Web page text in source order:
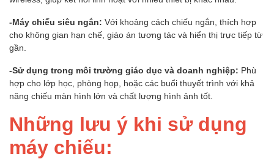
-Máy chiếu siêu ngắn: Với khoảng cách chiếu ngắn, thích hợp
cho không gian hạn chế, giáo án tương tác và hiển thị trực tiếp từ
gần.
-Sử dụng trong môi trường giáo dục và doanh nghiệp: Phù
hợp cho lớp học, phòng họp, hoặc các buổi thuyết trình với khả
năng chiếu màn hình lớn và chất lượng hình ảnh tốt.
Những lưu ý khi sử dụng
máy chiếu: